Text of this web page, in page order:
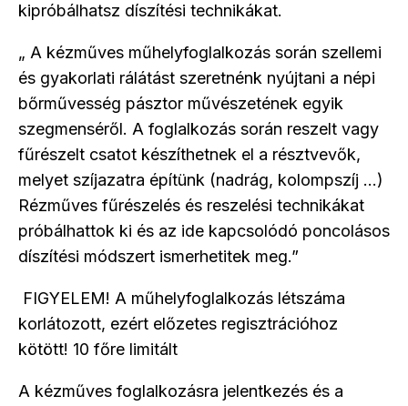
kipróbálhatsz díszítési technikákat.
„ A kézműves műhelyfoglalkozás során szellemi
és gyakorlati rálátást szeretnénk nyújtani a népi
bőrművesség pásztor művészetének egyik
szegmenséről. A foglalkozás során reszelt vagy
fűrészelt csatot készíthetnek el a résztvevők,
melyet szíjazatra építünk (nadrág, kolompszíj …)
Rézműves fűrészelés és reszelési technikákat
próbálhattok ki és az ide kapcsolódó poncolásos
díszítési módszert ismerhetitek meg.”
FIGYELEM! A műhelyfoglalkozás létszáma
korlátozott, ezért előzetes regisztrációhoz
kötött! 10 főre limitált
A kézműves foglalkozásra jelentkezés és a